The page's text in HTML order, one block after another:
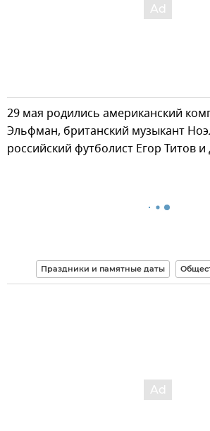
29 мая родились американский
Эльфман, британский музыкант
российский футболист Егор Титов и
Праздники и памятные даты